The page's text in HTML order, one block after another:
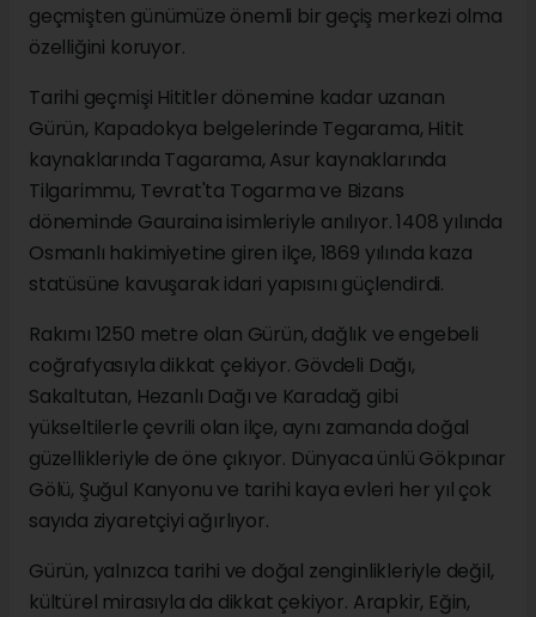
geçmişten günümüze önemli bir geçiş merkezi olma
özelliğini koruyor.
Tarihi geçmişi Hititler dönemine kadar uzanan
Gürün, Kapadokya belgelerinde Tegarama, Hitit
kaynaklarında Tagarama, Asur kaynaklarında
Tilgarimmu, Tevrat'ta Togarma ve Bizans
döneminde Gauraina isimleriyle anılıyor. 1408 yılında
Osmanlı hakimiyetine giren ilçe, 1869 yılında kaza
statüsüne kavuşarak idari yapısını güçlendirdi.
Rakımı 1250 metre olan Gürün, dağlık ve engebeli
coğrafyasıyla dikkat çekiyor. Gövdeli Dağı,
Sakaltutan, Hezanlı Dağı ve Karadağ gibi
yükseltilerle çevrili olan ilçe, aynı zamanda doğal
güzellikleriyle de öne çıkıyor. Dünyaca ünlü Gökpınar
Gölü, Şuğul Kanyonu ve tarihi kaya evleri her yıl çok
sayıda ziyaretçiyi ağırlıyor.
Gürün, yalnızca tarihi ve doğal zenginlikleriyle değil,
kültürel mirasıyla da dikkat çekiyor. Arapkir, Eğin,